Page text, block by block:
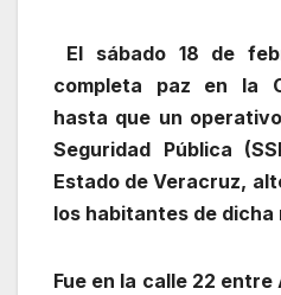
El sábado 18 de
completa paz en la
hasta que un
Seguridad Pública
Estado de Veracruz,
los habitantes de dicha
Fue en la calle 22 entre